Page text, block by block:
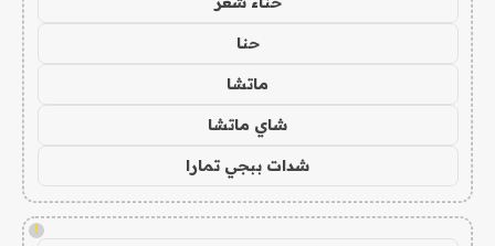
حنا
ماتشا
شاي ماتشا
شدات ببجي تمارا
!